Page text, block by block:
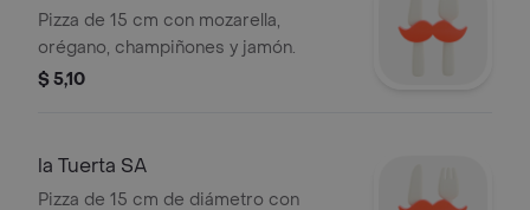
Pizza de 15 cm con mozarella,
orégano, champiñones y jamón.
$ 5,10
la Tuerta SA
Pizza de 15 cm de diámetro con